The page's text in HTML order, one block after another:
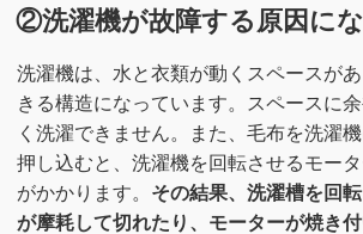
②洗濯機が故障する原因に
洗濯機は、水と衣類が動くスペースが
きる構造になっています。スペースに
く洗濯できません。また、毛布を洗濯
押し込むと、洗濯機を回転させるモー
がかかります。 その結果、洗濯槽を回
が摩耗して切れたり、モーターが焼き